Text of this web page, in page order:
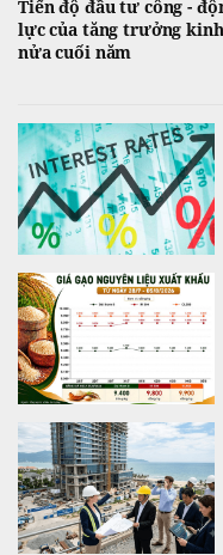
Tiến độ đầu tư công -
lực của tăng trưởng
nửa cuối năm